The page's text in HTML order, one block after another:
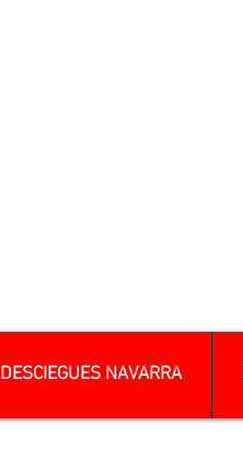
DESCIEGUES NAVARRA